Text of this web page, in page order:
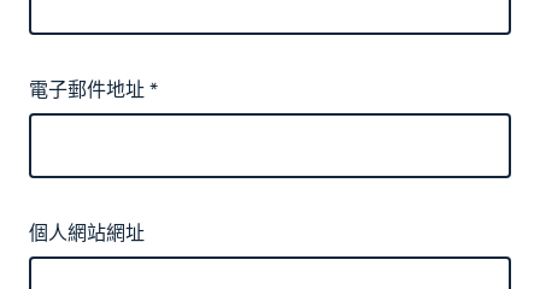
電子郵件地址*
個人網站網址